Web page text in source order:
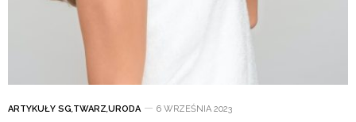
ARTYKUŁY SG,TWARZ,URODA 6 WRZEŚNIA 2023